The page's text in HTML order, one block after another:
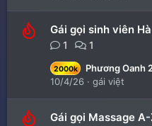
Gái gọi sinh viên
1 1
2000k
Phương Oanh 2005 – Sinh
10/4/26
gái việt
Gái gọi Massage